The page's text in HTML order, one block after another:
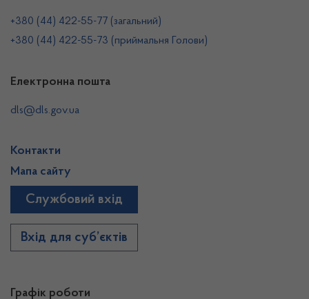
Графік роботи
+380 (44) 422-55-77 (загальний)
+380 (44) 422-55-73 (приймальня Голови)
Електронна пошта
dls@dls.gov.ua
Контакти
Мапа сайту
Службовий вхід
Вхід для суб’єктів